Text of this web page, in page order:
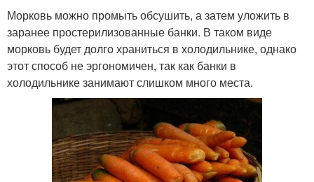
Морковь можно промыть обсушить, а затем уложить в
заранее простерилизованные банки. В таком виде
морковь будет долго храниться в холодильнике, однако
этот способ не эргономичен, так как банки в
холодильнике занимают слишком много места.